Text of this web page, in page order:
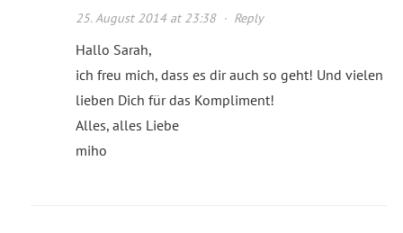
25. August 2014 at 23:38· Reply
Hallo Sarah,
ich freu mich, dass es dir auch so geht! Und vielen
lieben Dich für das Kompliment!
Alles, alles Liebe
miho